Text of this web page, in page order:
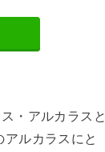
・アルカラスと
ルカラスにと